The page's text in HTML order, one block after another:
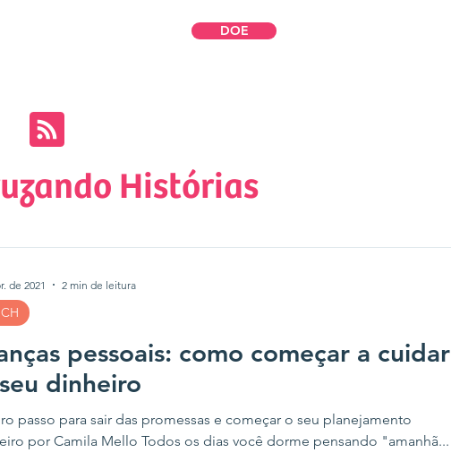
DOE
Histórias
pessoais: como começar a cuidar
dinheiro
passo para sair das promessas e começar o seu planejamento
por Camila Mello Todos os dias você dorme pensando "amanhã...
de 2021 2 min de leitura